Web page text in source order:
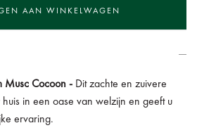
Musc Cocoon - Dit zachte en zuivere
in een oase van welzijn en geeft u
ervaring.